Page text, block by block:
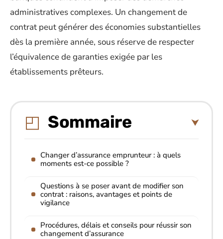
administratives complexes. Un changement de
contrat peut générer des économies substantielles
dès la première année, sous réserve de respecter
l’équivalence de garanties exigée par les
établissements prêteurs.
Sommaire
Changer d’assurance emprunteur : à quels
moments est-ce possible ?
Questions à se poser avant de modifier son
contrat : raisons, avantages et points de
vigilance
Procédures, délais et conseils pour réussir son
changement d’assurance